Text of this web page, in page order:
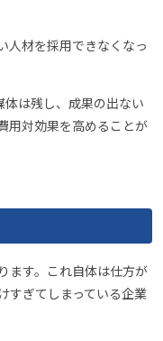
人材を採用できなくなっ
は残し、成果の出ない
用対効果を高めることが
ます。これ自体は仕方が
すぎてしまっている企業